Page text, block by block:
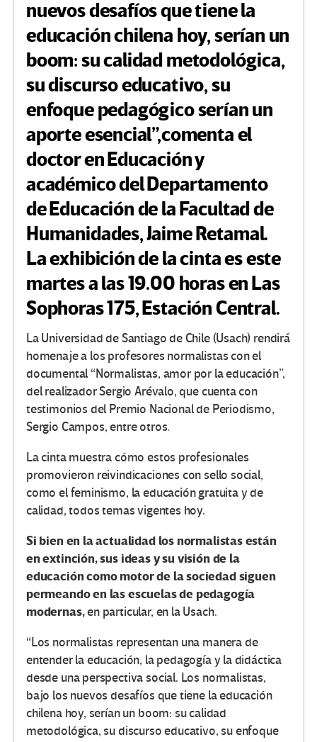
nuevos desafíos que tiene la
educación chilena hoy, serían un
boom: su calidad metodológica,
su discurso educativo, su
enfoque pedagógico serían un
aporte esencial”,comenta el
doctor en Educación y
académico del Departamento
de Educación de la Facultad de
Humanidades, Jaime Retamal.
La exhibición de la cinta es este
martes a las 19.00 horas en Las
Sophoras 175, Estación Central.
La Universidad de Santiago de Chile (Usach) rendirá
homenaje a los profesores normalistas con el
documental “Normalistas, amor por la educación”,
del realizador Sergio Arévalo, que cuenta con
testimonios del Premio Nacional de Periodismo,
Sergio Campos, entre otros.
La cinta muestra cómo estos profesionales
promovieron reivindicaciones con sello social,
como el feminismo, la educación gratuita y de
calidad, todos temas vigentes hoy.
Si bien en la actualidad los normalistas están
en extinción, sus ideas y su visión de la
educación como motor de la sociedad siguen
permeando en las escuelas de pedagogía
modernas,en particular, en la Usach.
“Los normalistas representan una manera de
entender la educación, la pedagogía y la didáctica
desde una perspectiva social. Los normalistas,
bajo los nuevos desafíos que tiene la educación
chilena hoy, serían un boom: su calidad
metodológica, su discurso educativo, su enfoque